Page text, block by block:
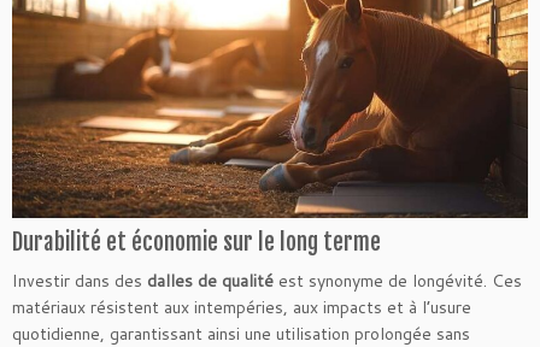
Durabilité et économie sur le long terme
Investir dans des dalles de qualité est synonyme de longévité. Ces
matériaux résistent aux intempéries, aux impacts et à l’usure
quotidienne, garantissant ainsi une utilisation prolongée sans